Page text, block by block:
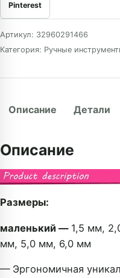
Pinterest
Артикул: 32960291466
Категория: Ручные
Описание Детали
Описание
Размеры:
маленький —1,5 мм,
мм, 5,0 мм, 6,0 мм
— Эргономичная